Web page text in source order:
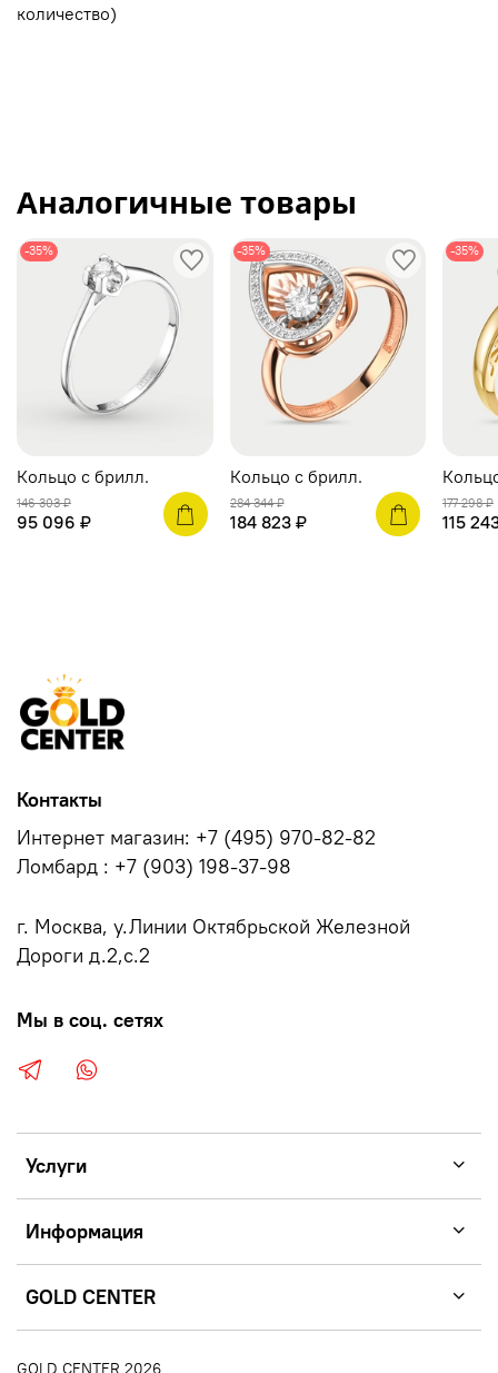
количество)
Аналогичные товары
-35%
Кольцо c брилл.
146 303 ₽
95 096 ₽
-35%
Кольцо c брилл.
284 344 ₽
184 823 ₽
-35%
177 298 ₽
115
Услуги
Информация
GOLD CENTER
Контакты
Интернет магазин: +7 (495) 970-82-82
Ломбард : +7 (903) 198-37-98
г. Москва, у.Линии Октябрьской Железной
Дороги д.2,с.2
Мы в соц. сетях
GOLD CENTER 2026